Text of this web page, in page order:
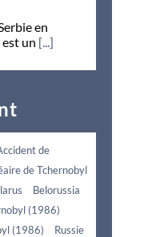
en
un [...]
de
de Tchernobyl
Belorussia
(1986)
(1986)
Russie